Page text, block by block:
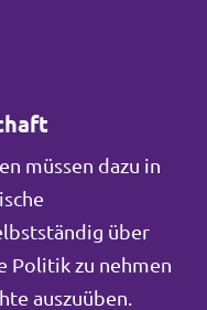
müssen dazu in
über
Politik zu nehmen
auszuüben.